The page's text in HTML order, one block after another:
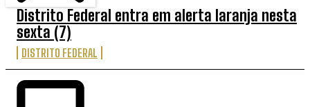
Distrito Federal entra em alerta laranja nesta
sexta (7)
DISTRITO FEDERAL